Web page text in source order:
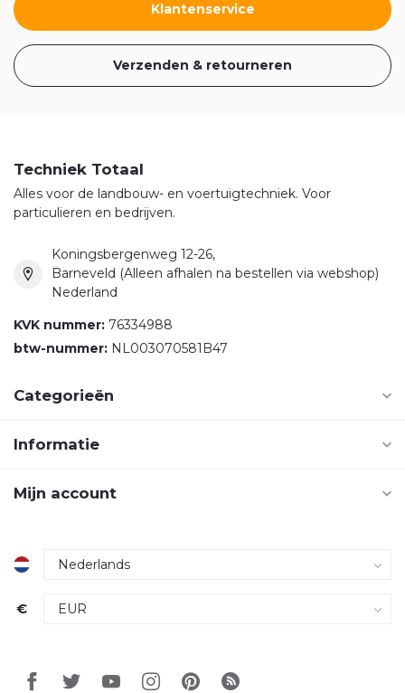
Klantenservice
Verzenden & retourneren
Techniek Totaal
Alles voor de landbouw- en voertuigtechniek. Voor
particulieren en bedrijven.
Koningsbergenweg 12-26,
Barneveld (Alleen afhalen na bestellen via webshop)
Nederland
KVK nummer: 76334988
btw-nummer: NL003070581B47
Categorieën
Informatie
Mijn account
€